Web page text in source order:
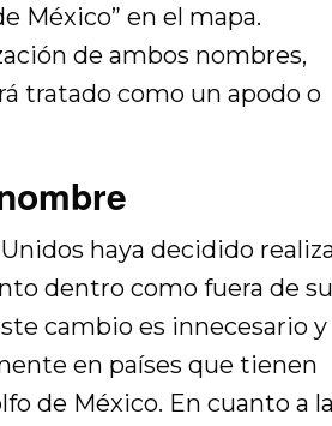
México” en el mapa.
de ambos nombres,
tratado como un apodo o
haya decidido
dentro como fuera de su
cambio es innecesario y
en países que tienen
de México. En cuanto a la